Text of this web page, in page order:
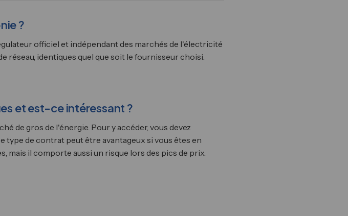
?
officiel et indépendant des marchés de l'électricité
réseau, identiques quel que soit le fournisseur choisi.
et est-ce intéressant ?
de gros de l'énergie. Pour y accéder, vous devez
de contrat peut être avantageux si vous êtes en
mais il comporte aussi un risque lors des pics de prix.